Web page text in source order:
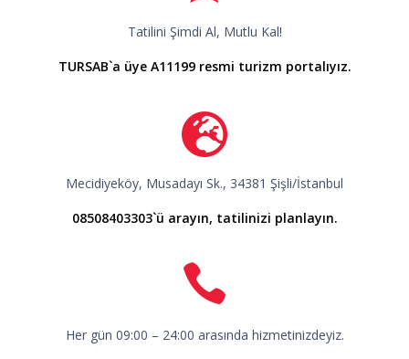
Tatilini Şimdi Al, Mutlu Kal!
TURSAB`a üye A11199 resmi turizm portalıyız.
Mecidiyeköy, Musadayı Sk., 34381 Şişli/İstanbul
08508403303`ü arayın, tatilinizi planlayın.
Her gün 09:00 – 24:00 arasında hizmetinizdeyiz.